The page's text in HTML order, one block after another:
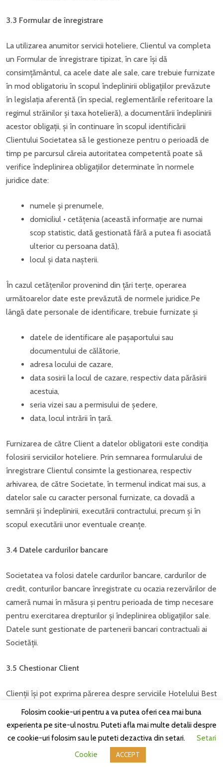
3.3 Formular de înregistrare
La utilizarea anumitor servicii hoteliere, Clientul va completa
un Formular de înregistrare tipizat, în care își dă
consimțământul, ca acele date ale sale, care trebuie furnizate
în mod obligatoriu în scopul îndeplinirii obligațiilor prevăzute
în legislația aferentă (în special, reglementările referitoare la
regimul străinilor și taxa hotelieră), a documentării îndeplinirii
acestor obligații, și în continuare în scopul identificării
Clientului Societatea să le gestioneze pentru o perioadă de
timp pe parcursul căreia autoritatea competentă poate să
verifice îndeplinirea obligațiilor determinate în normele
juridice date:
numele și prenumele,
domiciliul • cetățenia (această informație are numai
scop statistic, dată gestionată fără a putea fi asociată
ulterior cu persoana dată),
locul și data nașterii.
În cazul cetățenilor provenind din țări terțe, operarea
următoarelor date este prevăzută de normele juridice.Pe
lângă date personale de identificare, trebuie furnizate și
datele de identificare ale pașaportului sau
documentului de călătorie,
adresa locului de cazare,
data sosirii la locul de cazare, respectiv data părăsirii
acestuia,
seria vizei sau a permisului de ședere,
data, locul intrării în țară.
Furnizarea de către Client a datelor obligatorii este condiția
folosirii serviciilor hoteliere. Prin semnarea formularului de
înregistrare Clientul consimte la gestionarea, respectiv
arhivarea, de către Societate, în termenul indicat mai sus, a
datelor sale cu caracter personal furnizate, ca dovadă a
semnării și îndeplinirii, executării contractului, precum și în
scopul executării unor eventuale creanțe.
3.4 Datele cardurilor bancare
Societatea va folosi datele cardurilor bancare, cardurilor de
credit, conturilor bancare înregistrate cu ocazia rezervărilor de
cameră numai în măsura și pentru perioada de timp necesare
pentru exercitarea drepturilor și îndeplinirea obligațiilor sale.
Datele sunt gestionate de partenerii bancari contractuali ai
Societății.
3.5 Chestionar Client
Clienții își pot exprima părerea despre serviciile Hotelului Best
în cadrul procesului de asigurare a calității introdus de
Societate, pe cale on-line, prin e-mail sau pe un chestionar
de hârtie, respectiv cu ajutorul sistemului de evaluare. La
completarea chestionarului, Clientul poate introduce
Folosim cookie-uri pentru a va putea oferi cea mai buna
experienta pe site-ul nostru. Puteti afla mai multe detalii despre
ce cookie-uri folosim sau le puteti dezactiva din setari.
Setari
Cookie
ACCEPT